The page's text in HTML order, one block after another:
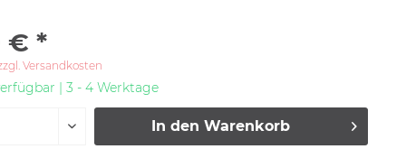
€ *
Versandkosten
| 3 - 4 Werktage
In den Warenkorb